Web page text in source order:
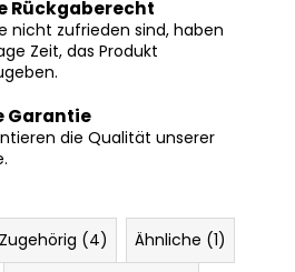
nicht zufrieden sind, haben
Zeit, das Produkt
die Qualität unserer
(4)
Ähnliche (1)
Weitere Informationen